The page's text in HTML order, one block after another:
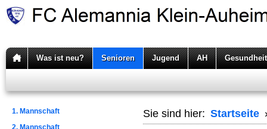
Was ist neu? Senioren Jugend AH
1. Mannschaft
2. Mannschaft
Sie sind hier: Startseite